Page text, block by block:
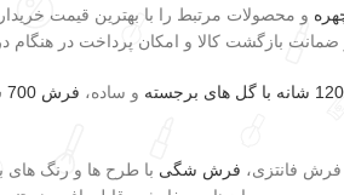
و محصولات مرتبط را با بهترین قیمت
و ساده، فرش 700 شانه
فرش شگی با طرح ها و رنگ های